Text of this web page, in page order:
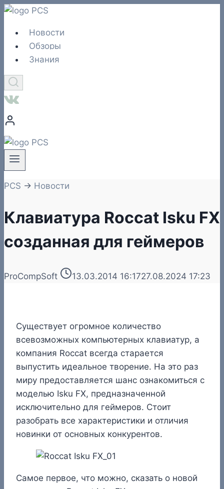
Перейти
содержимому
Новости
Обзоры
Знания
PCS → Новости
Клавиатура Roccat Isku FX
созданная для геймеров
ProCompSoft 13.03.2014 16:1727.08.2024 17:23
Существует огромное количество
всевозможных компьютерных клавиатур, а
компания Roccat всегда старается
выпустить идеальное творение. На это раз
миру предоставляется шанс ознакомиться с
моделью Isku FX, предназначенной
исключительно для геймеров. Стоит
разобрать все характеристики и отличия
новинки от основных конкурентов.
Самое первое, что можно, сказать о новой